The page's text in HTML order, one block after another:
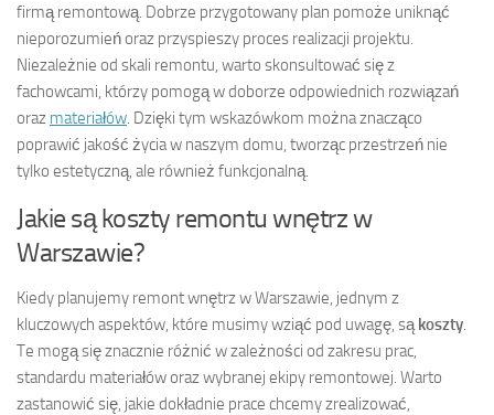
firmą remontową. Dobrze przygotowany plan pomoże uniknąć
nieporozumień oraz przyspieszy proces realizacji projektu.
Niezależnie od skali remontu, warto skonsultować się z
fachowcami, którzy pomogą w doborze odpowiednich rozwiązań
oraz materiałów. Dzięki tym wskazówkom można znacząco
poprawić jakość życia w naszym domu, tworząc przestrzeń nie
tylko estetyczną, ale również funkcjonalną.
Jakie są koszty remontu wnętrz w
Warszawie?
Kiedy planujemy remont wnętrz w Warszawie, jednym z
kluczowych aspektów, które musimy wziąć pod uwagę, sąkoszty.
Te mogą się znacznie różnić w zależności od zakresu prac,
standardu materiałów oraz wybranej ekipy remontowej. Warto
zastanowić się, jakie dokładnie prace chcemy zrealizować,